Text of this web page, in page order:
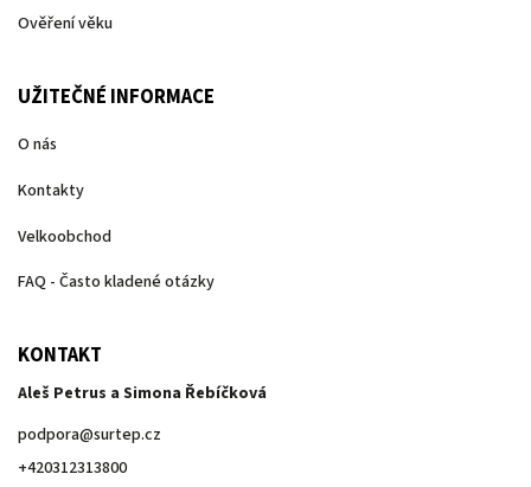
Ověření věku
UŽITEČNÉ INFORMACE
O nás
Kontakty
Velkoobchod
FAQ - Často kladené otázky
KONTAKT
Aleš Petrus a Simona Řebíčková
podpora@surtep.cz
+420312313800